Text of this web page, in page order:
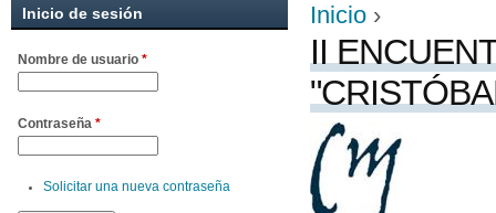
Se encuentra
Inicio ›
II
Inicio de sesión
Nombre de usuario *
Contraseña *
Solicitar una nueva contraseña